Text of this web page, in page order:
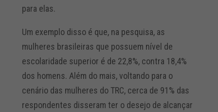
para elas.
Um exemplo disso é que, na pesquisa, as
mulheres brasileiras que possuem nível de
escolaridade superior é de 22,8%, contra 18,4%
dos homens. Além do mais, voltando para o
cenário das mulheres do TRC, cerca de 91% das
respondentes disseram ter o desejo de alcançar